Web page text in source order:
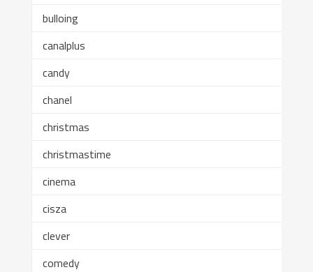
bulloing
canalplus
candy
chanel
christmas
christmastime
cinema
cisza
clever
comedy